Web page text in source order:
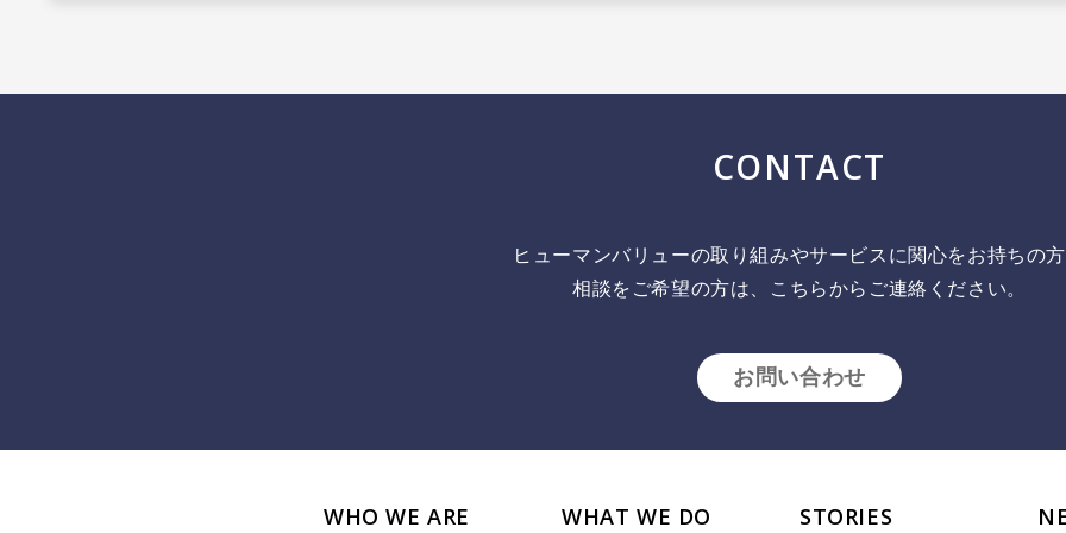
CONTACT
ヒューマンバリューの取り組みやサービスに関心をお持ちの方
相談をご希望の方は、こちらからご連絡ください。
お問い合わせ
WHO WE ARE WHAT WE DO STORIES